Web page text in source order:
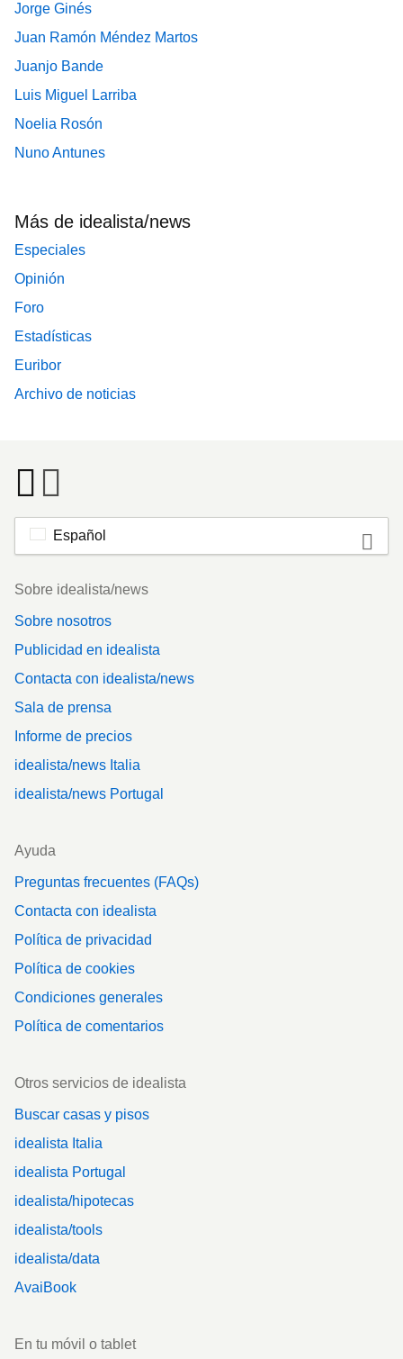
Jorge Ginés
Juan Ramón Méndez Martos
Juanjo Bande
Luis Miguel Larriba
Noelia Rosón
Nuno Antunes
Más de idealista/news
Especiales
Opinión
Foro
Estadísticas
Euribor
Archivo de noticias
Español
Footer
Sobre idealista/news
Sobre nosotros
Publicidad en idealista
Contacta con idealista/news
Sala de prensa
Informe de precios
idealista/news Italia
idealista/news Portugal
Ayuda
Preguntas frecuentes (FAQs)
Contacta con idealista
Política de privacidad
Política de cookies
Condiciones generales
Política de comentarios
Otros servicios de idealista
Buscar casas y pisos
idealista Italia
idealista Portugal
idealista/hipotecas
idealista/tools
idealista/data
AvaiBook
En tu móvil o tablet